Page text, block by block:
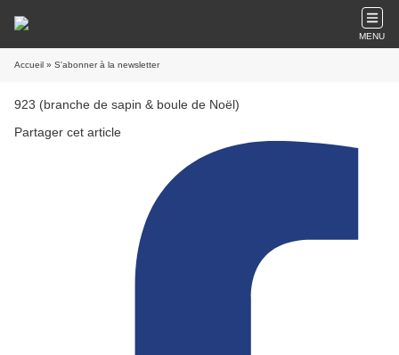
MENU
Accueil » S'abonner à la newsletter
923 (branche de sapin & boule de Noël)
Partager cet article